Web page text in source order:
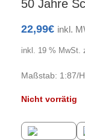
50 Jahre
22,99€ inkl.
inkl. 19 % MwSt.
Maßstab: 1:87/
Nicht vorrätig